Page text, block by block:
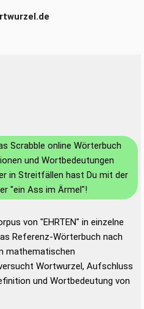
Scrabble online Wörterbuch
und Wortbedeutungen
in Streitfällen hast Du mit der
"ein Ass im Ärmel"!
von "EHRTEN" in einzelne
Referenz-Wörterbuch nach
mathematischen
Wortwurzel, Aufschluss
und Wortbedeutung von